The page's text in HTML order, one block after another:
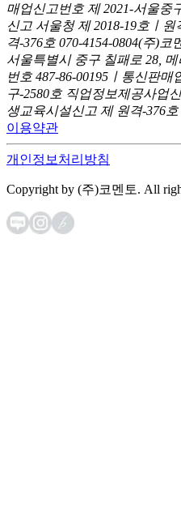
매업신고번호 제 2021-서울중
신고 서울청 제 2018-19호ㅣ
격-376호 070-4154-0804(주)코
서울특별시 중구 칠패로 28,
번호 487-86-00195ㅣ통신판
구-2580호 직업정보제공사업
생교육시설신고 제 원격-376호
이용약관
개인정보처리방침
Copyright by (주)코멘토. All